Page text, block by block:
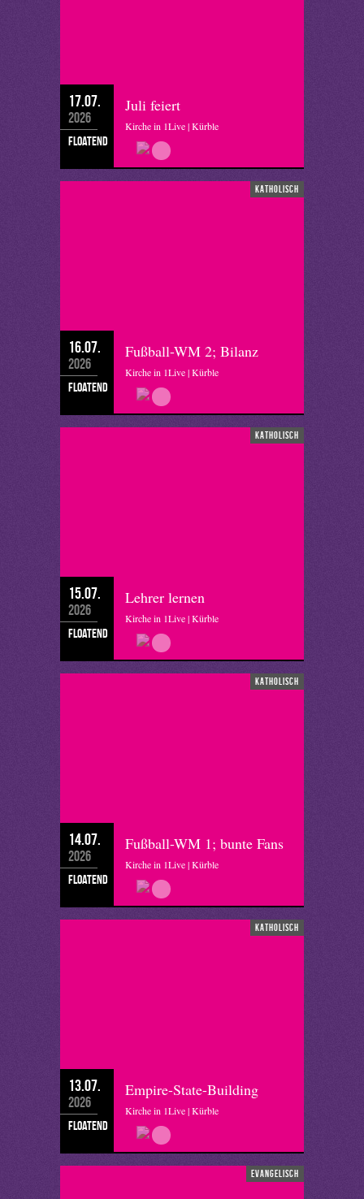
17.07.
2026
floatend
Juli feiert
Kirche in 1Live | Kürble
katholisch
16.07.
2026
floatend
Fußball-WM 2; Bilanz
Kirche in 1Live | Kürble
katholisch
15.07.
2026
floatend
Lehrer lernen
Kirche in 1Live | Kürble
katholisch
14.07.
2026
floatend
Fußball-WM 1; bunte Fans
Kirche in 1Live | Kürble
katholisch
13.07.
2026
floatend
Empire-State-Building
Kirche in 1Live | Kürble
evangelisch